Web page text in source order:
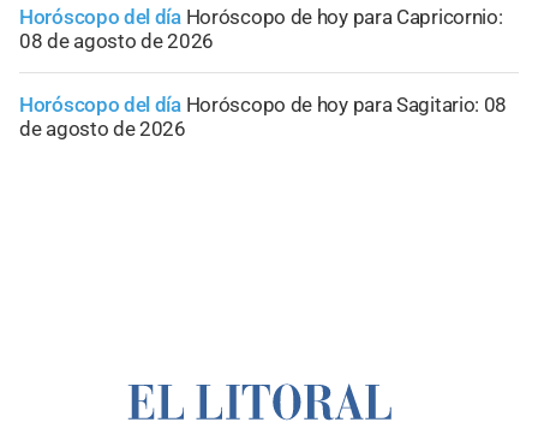
Horóscopo del día Horóscopo de hoy para Capricornio:
08 de agosto de 2026
Horóscopo del día Horóscopo de hoy para Sagitario: 08
de agosto de 2026